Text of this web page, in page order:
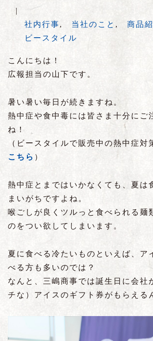
|
社内行事, 当社のこと , 商品
ビースタイル
こんにちは！
広報担当の山下です。
暑い暑い毎日が続きますね。
熱中症や食中毒には皆さま十分にご
ね！
（ビースタイルで販売中の熱中症
こちら ）
熱中症とまではいかなくても、夏は
まいがちですよね。
喉ごしが良くツルっと食べられる麺
のをつい欲してしまいます。
夏に食べる冷たいものといえば、ア
べる方も多いのでは？
なんと、三嶋商事では誕生日に会社
チな）アイスのギフト券がもらえる